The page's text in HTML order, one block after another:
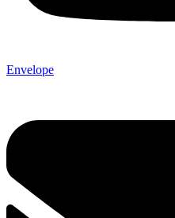
Envelope